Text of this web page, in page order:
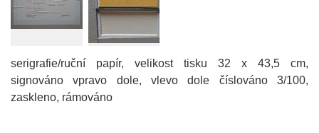
serigrafie/ruční papír, velikost tisku 32 x 43,5 cm,
signováno vpravo dole, vlevo dole číslováno 3/100,
zaskleno, rámováno